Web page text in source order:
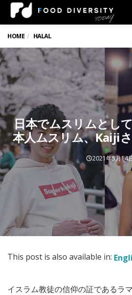
HOME HALAL
日本でムスリムとし
本人ムスリム、Kaiji
2021年5月14
This post is also available in:
イスラム教徒の信仰の証であるラ